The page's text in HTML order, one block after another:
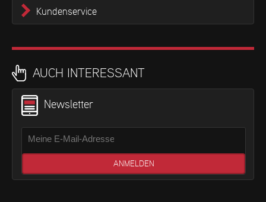
Kundenservice
AUCH INTERESSANT
Newsletter